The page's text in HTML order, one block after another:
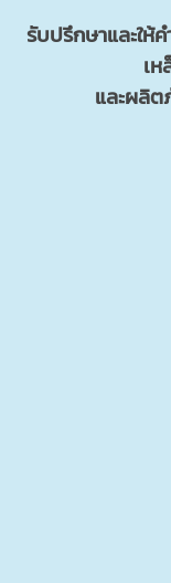
รับปรึกษาและให้
เ
และผลิ